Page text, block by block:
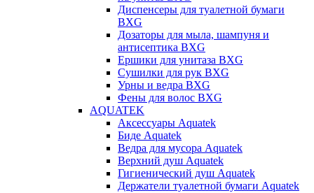
Диспенсеры для туалетной бумаги
BXG
Дозаторы для мыла, шампуня и
антисептика BXG
Ершики для унитаза BXG
Сушилки для рук BXG
Урны и ведра BXG
Фены для волос BXG
AQUATEK
Аксессуары Aquatek
Биде Aquatek
Ведра для мусора Aquatek
Верхний душ Aquatek
Гигиенический душ Aquatek
Держатели туалетной бумаги Aquatek